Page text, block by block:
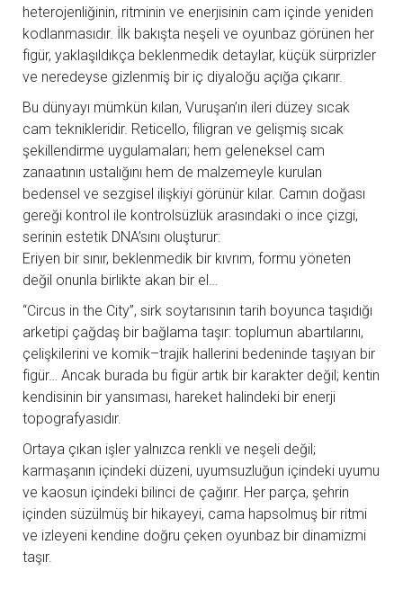
heterojenliğinin, ritminin ve enerjisinin cam içinde yeniden
kodlanmasıdır. İlk bakışta neşeli ve oyunbaz görünen her
figür, yaklaşıldıkça beklenmedik detaylar, küçük sürprizler
ve neredeyse gizlenmiş bir iç diyaloğu açığa çıkarır.
Bu dünyayı mümkün kılan, Vuruşan’ın ileri düzey sıcak
cam teknikleridir. Reticello, filigran ve gelişmiş sıcak
şekillendirme uygulamaları; hem geleneksel cam
zanaatının ustalığını hem de malzemeyle kurulan
bedensel ve sezgisel ilişkiyi görünür kılar. Camın doğası
gereği kontrol ile kontrolsüzlük arasındaki o ince çizgi,
serinin estetik DNA’sını oluşturur:
Eriyen bir sınır, beklenmedik bir kıvrım, formu yöneten
değil onunla birlikte akan bir el…
“Circus in the City”, sirk soytarısının tarih boyunca taşıdığı
arketipi çağdaş bir bağlama taşır: toplumun abartılarını,
çelişkilerini ve komik–trajik hallerini bedeninde taşıyan bir
figür… Ancak burada bu figür artık bir karakter değil; kentin
kendisinin bir yansıması, hareket halindeki bir enerji
topografyasıdır.
Ortaya çıkan işler yalnızca renkli ve neşeli değil;
karmaşanın içindeki düzeni, uyumsuzluğun içindeki uyumu
ve kaosun içindeki bilinci de çağırır. Her parça, şehrin
içinden süzülmüş bir hikayeyi, cama hapsolmuş bir ritmi
ve izleyeni kendine doğru çeken oyunbaz bir dinamizmi
taşır.